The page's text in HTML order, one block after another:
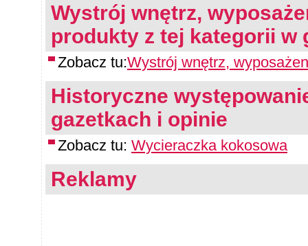
Wystrój wnętrz,
produkty z tej kategorii w
Zobacz tu:Wystrój wnętrz,
Historyczne
gazetkach i opinie
Zobacz tu: Wycieraczka kokosowa
Reklamy